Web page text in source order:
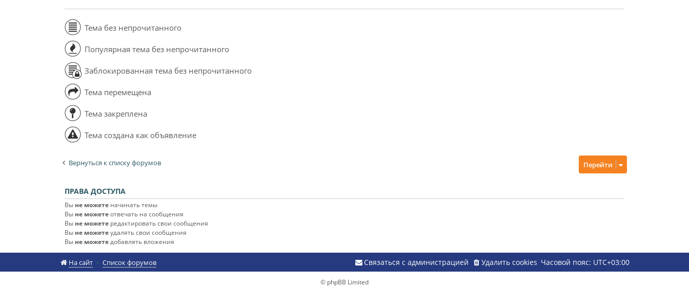
Тема без непрочитанного
Популярная тема без непрочитанного
Заблокированная тема без непрочитанного
Тема перемещена
Тема закреплена
Тема создана как объявление
Вернуться к списку форумов Перейти
ПРАВА ДОСТУПА
Вы не можете начинать темы
Вы не можетеотвечать на сообщения
Вы не можете редактировать свои сообщения
Вы не можетеудалять свои сообщения
Вы не можетедобавлять вложения
На сайт Список форумов Часовой пояс: UTC+03:00
Удалить cookies
Связаться с администрацией
© phpBB Limited